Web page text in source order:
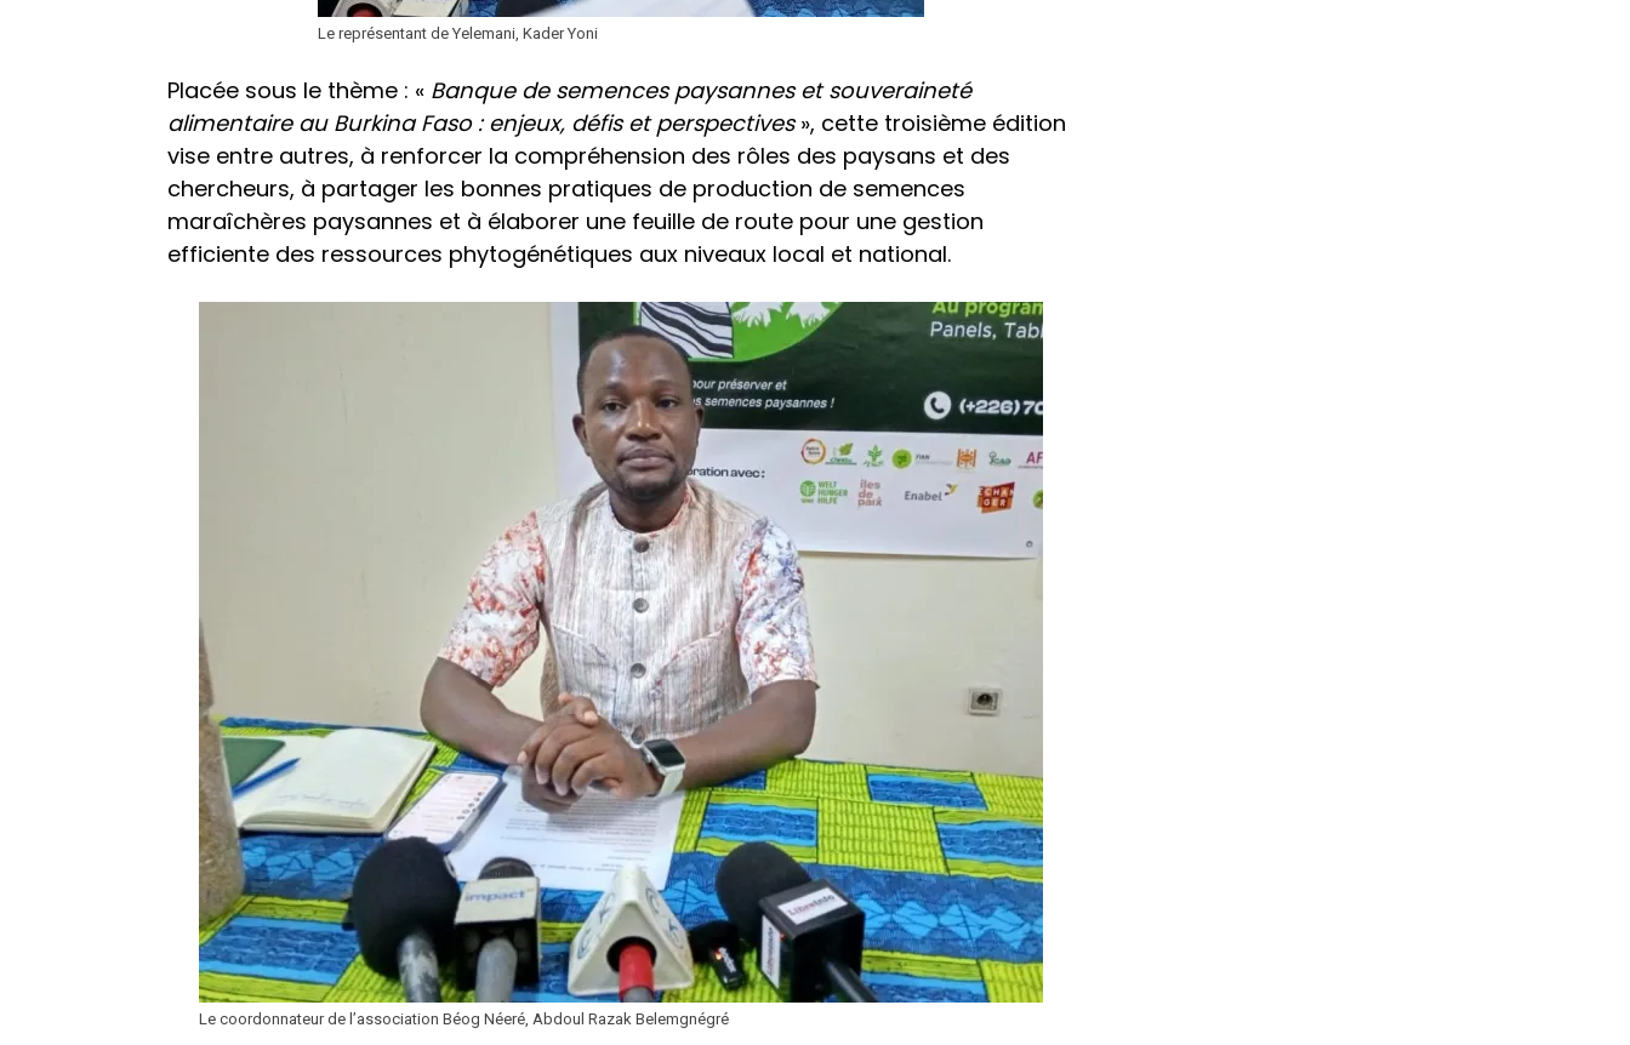
Le représentant de Yelemani, Kader Yoni
Placée sous le thème : « Banque de semences paysannes et souveraineté
alimentaire au Burkina Faso : enjeux, défis et perspectives», cette troisième édition
vise entre autres, à renforcer la compréhension des rôles des paysans et des
chercheurs, à partager les bonnes pratiques de production de semences
maraîchères paysannes et à élaborer une feuille de route pour une gestion
efficiente des ressources phytogénétiques aux niveaux local et national.
Le coordonnateur de l’association Béog Néeré, Abdoul Razak Belemgnégré